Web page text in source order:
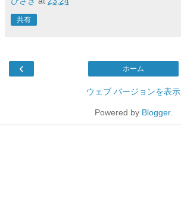
共有
‹ ホーム
ウェブ バージョンを表示
Powered by Blogger.